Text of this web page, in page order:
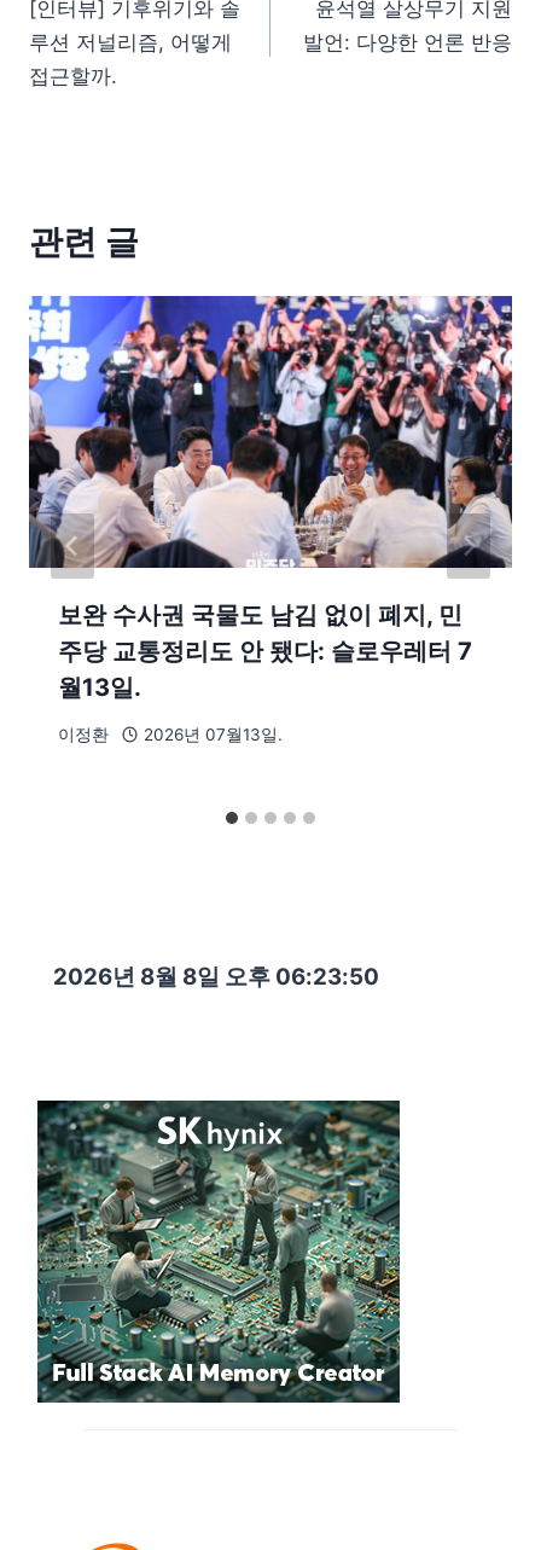
[인터뷰] 기후위기와 솔
루션 저널리즘, 어떻게
접근할까.
윤석열 살상무기 지원
발언: 다양한 언론 반응
관련 글
보완 수사권 국물도 남김 없이 폐지, 민
주당 교통정리도 안 됐다: 슬로우레터 7
월13일.
이정환 2026년 07월13일.
2026년 8월 8일 오후 06:23:52